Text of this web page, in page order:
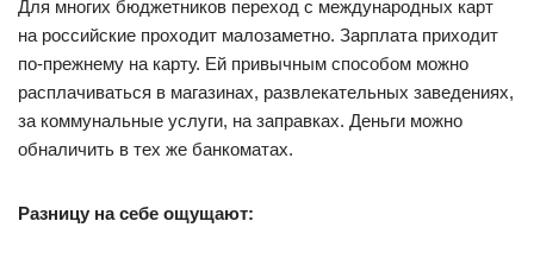
Для многих бюджетников переход с международных карт
на российские проходит малозаметно. Зарплата приходит
по-прежнему на карту. Ей привычным способом можно
расплачиваться в магазинах, развлекательных заведениях,
за коммунальные услуги, на заправках. Деньги можно
обналичить в тех же банкоматах.
Разницу на себе ощущают: